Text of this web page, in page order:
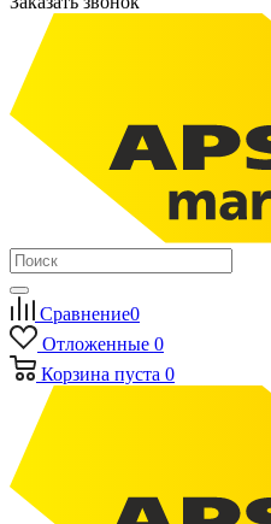
Сравнение0
Отложенные 0
Корзина пуста 0